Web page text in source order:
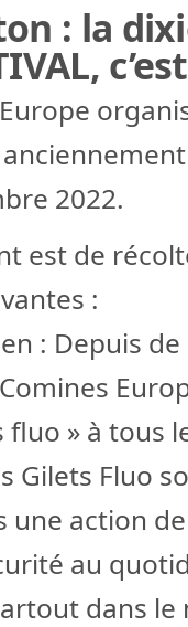
: la
2022.
est de
:
: Depuis
» à tous
Gilets Fluo
une action
au
dans